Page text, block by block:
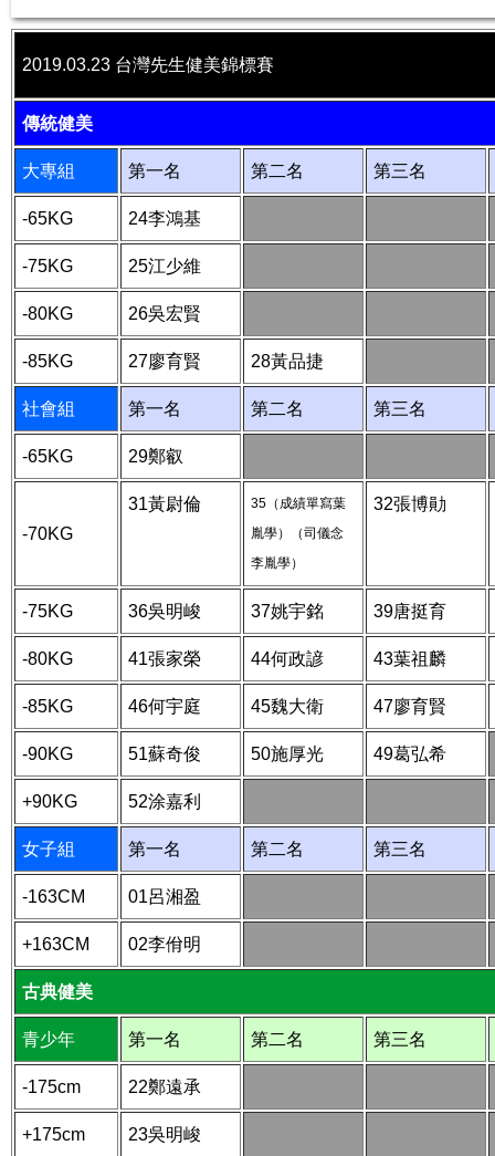
2019.03.23 台灣先生健美錦標賽
傳統健美
大專組 第一名 第二名 第三名
-65KG 24李鴻基
-75KG 25江少維
-80KG 26吳宏賢
-85KG 27廖育賢 28黃品捷
社會組 第一名 第二名 第三名
-65KG 29鄭叡
-70KG
31黃尉倫
35（成績單寫葉
胤學）（司儀念
李胤學）
32張博勛
-75KG 36吳明峻 37姚宇銘 39唐挺育
-80KG 41張家榮 44何政諺 43葉祖麟
-85KG 46何宇庭 45魏大衛 47廖育賢
-90KG 51蘇奇俊 50施厚光 49葛弘希
+90KG 52涂嘉利
女子組 第一名 第二名 第三名
-163CM 01呂湘盈
+163CM 02李佾明
古典健美
青少年 第一名 第二名 第三名
-175cm 22鄭遠承
+175cm 23吳明峻